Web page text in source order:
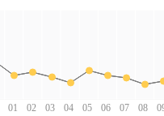
01 02 03 04 05 06 07 08